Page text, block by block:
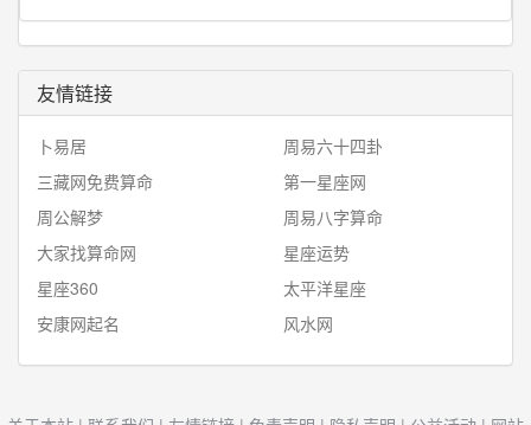
友情链接
卜易居
周易六十四卦
三藏网免费算命
第一星座网
周公解梦
周易八字算命
大家找算命网
星座运势
星座360
太平洋星座
安康网起名
风水网